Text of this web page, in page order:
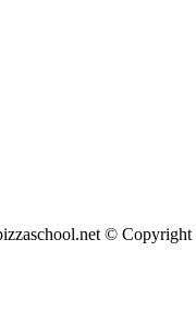
© Copyright